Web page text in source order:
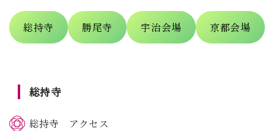
総持寺 勝尾寺 宇治会場 京都会場
総持寺
総持寺 アクセス